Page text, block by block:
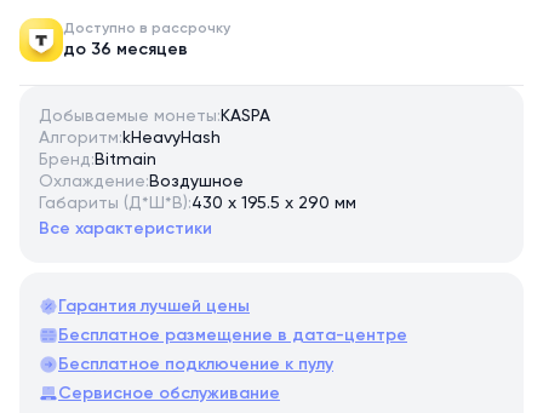
Доступно в рассрочку
до 36 месяцев
Добываемые монеты: KASPA
Алгоритм: kHeavyHash
Бренд: Bitmain
Охлаждение: Воздушное
Габариты (Д*Ш*В):430 x 195.5 x 290 мм
Все характеристики
Гарантия лучшей цены
Бесплатное размещение в дата-центре
Бесплатное подключение к пулу
Сервисное обслуживание